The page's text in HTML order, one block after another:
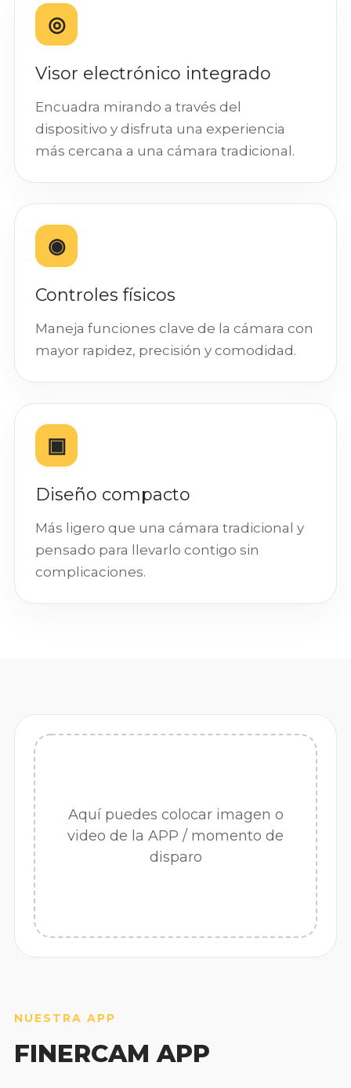
◎
Visor electrónico integrado
Encuadra mirando a través del
dispositivo y disfruta una experiencia
más cercana a una cámara tradicional.
◉
Controles físicos
Maneja funciones clave de la cámara con
mayor rapidez, precisión y comodidad.
▣
Diseño compacto
Más ligero que una cámara tradicional y
pensado para llevarlo contigo sin
complicaciones.
Aquí puedes colocar imagen o
video de la APP / momento de
disparo
NUESTRA APP
FINERCAM APP